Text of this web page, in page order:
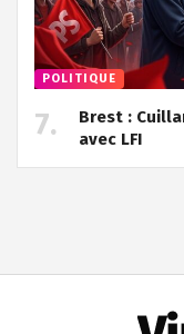
POLITIQUE
Brest :
avec LFI